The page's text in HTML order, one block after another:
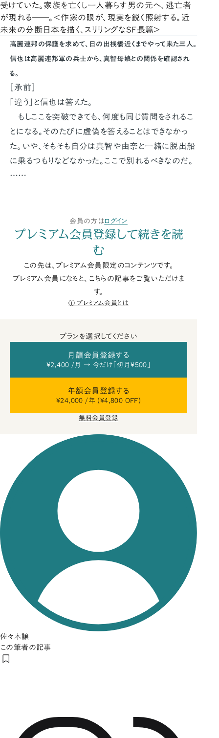
受けていた。家族を亡くし一人暮らす男の元へ、逃亡者
が現れる――。＜作家の眼が、現実を鋭く照射する。近
未来の分断日本を描く、スリリングなSF長篇＞
高麗連邦の保護を求めて、日の出桟橋近くまでやって来た三人。
信也は高麗連邦軍の兵士から、真智母娘との関係を確認され
る。
［承前］
「違う」と信也は答えた。
もしここを突破できても、何度も同じ質問をされるこ
とになる。そのたびに虚偽を答えることはできなかっ
た。いや、そもそも自分は真智や由奈と一緒に脱出船
に乗るつもりなどなかった。ここで別れるべきなのだ。
……
会員の方はログイン
プレミアム会員登録して続きを読
む
この先は、プレミアム会員限定のコンテンツです。
プレミアム会員になると、こちらの記事をご覧いただけま
す。
プレミアム会員とは
プランを選択してください
月額会員登録する
¥2,400 /月 → 今だけ「初月¥500」
年額会員登録する
¥24,000 /年 (¥4,800 OFF)
無料会員登録
佐々木譲
この筆者の記事